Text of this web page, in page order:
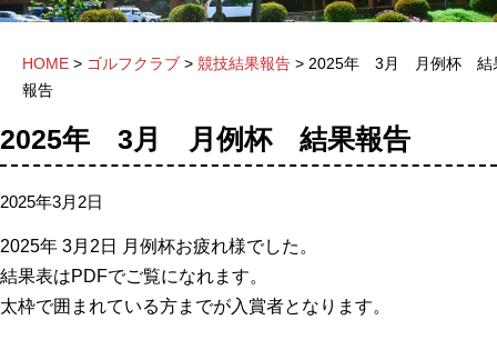
HOME > ゴルフクラブ > 競技結果報告 > 2025年 3月 月例杯 結
報告
2025年 3月 月例杯 結果報告
2025年3月2日
2025年 3月2日 月例杯お疲れ様でした。
結果表はPDFでご覧になれます。
太枠で囲まれている方までが入賞者となります。